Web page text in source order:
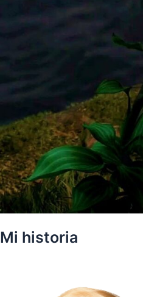
Mi historia